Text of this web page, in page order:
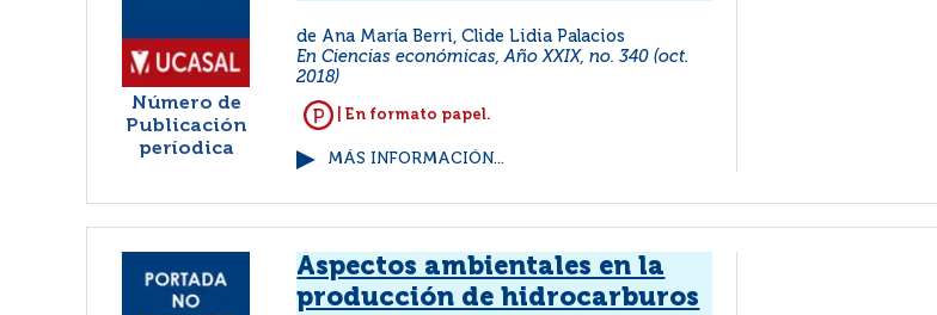
Número de
Publicación
períodica
de Ana María Berri, Clide Lidia Palacios
En Ciencias económicas, Año XXIX, no. 340 (oct.
2018)
| En formato papel.
MÁS INFORMACIÓN...
Aspectos ambientales en la
producción de hidrocarburos